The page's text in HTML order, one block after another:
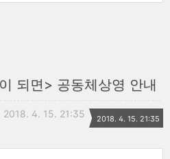
되면> 공동체상영 안내
2018. 4. 15. 21:35 2018. 4. 15. 21:35